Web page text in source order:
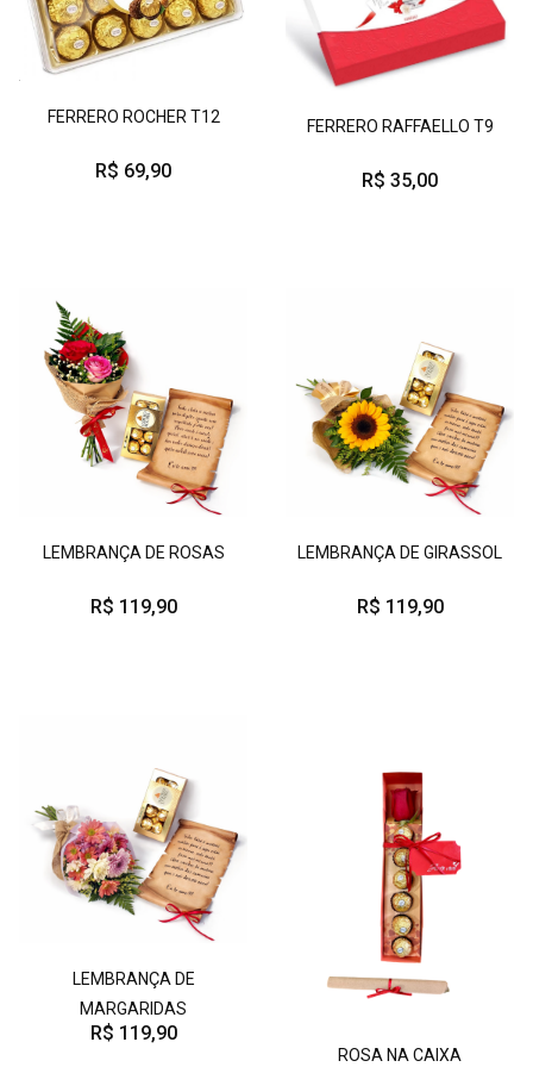
FERRERO ROCHER T12
R$ 69,90
FERRERO RAFFAELLO T9
R$ 35,00
LEMBRANÇA DE ROSAS
R$ 119,90
LEMBRANÇA DE GIRASSOL
R$ 119,90
LEMBRANÇA DE
MARGARIDAS
R$ 119,90
ROSA NA CAIXA